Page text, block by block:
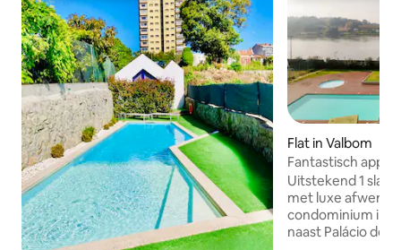
Flat in Valbom
Fantastisch
op de rivier
Uitstekend 1
met luxe
condominium in
naast Palácio do